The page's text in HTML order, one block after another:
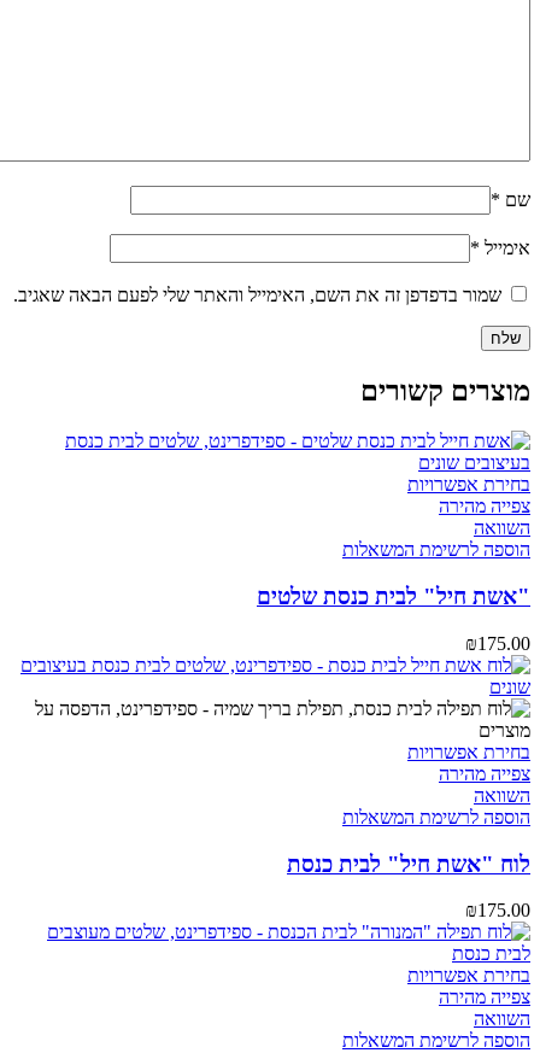
שם *
אימייל *
שמור בדפדפן זה את השם, האימייל והאתר שלי לפעם הבאה שאגיב.
מוצרים קשורים
בחירת אפשרויות
צפייה מהירה
השוואה
הוספה לרשימת המשאלות
"אשת חיל" לבית כנסת שלטים
₪175.00
בחירת אפשרויות
צפייה מהירה
השוואה
הוספה לרשימת המשאלות
לוח "אשת חיל" לבית כנסת
₪175.00
בחירת אפשרויות
צפייה מהירה
השוואה
הוספה לרשימת המשאלות